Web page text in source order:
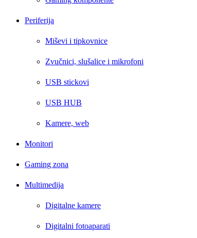
Periferija
Miševi i tipkovnice
Zvučnici, slušalice i mikrofoni
USB stickovi
USB HUB
Kamere, web
Monitori
Gaming zona
Multimedija
Digitalne kamere
Digitalni fotoaparati